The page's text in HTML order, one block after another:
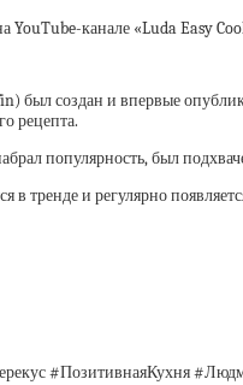
на YouTube-канале «Luda
был создан и впервые
рецепта.
популярность, был
тренде и регулярно
#ПозитивнаяКухня